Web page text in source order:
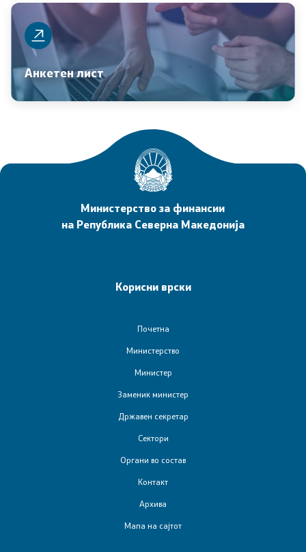
Интервјуа
Извештаи
Слободен пристап до информации од јавен карактер
Вести
Вработувања
Изјава за пристапност
Анкетен лист
Министерство за финансии
на Република Северна Македонија
Корисни врски
Почетна
Министерство
Министер
Заменик министер
Државен секретар
Сектори
Органи во состав
Контакт
Архива
Мапа на сајтот